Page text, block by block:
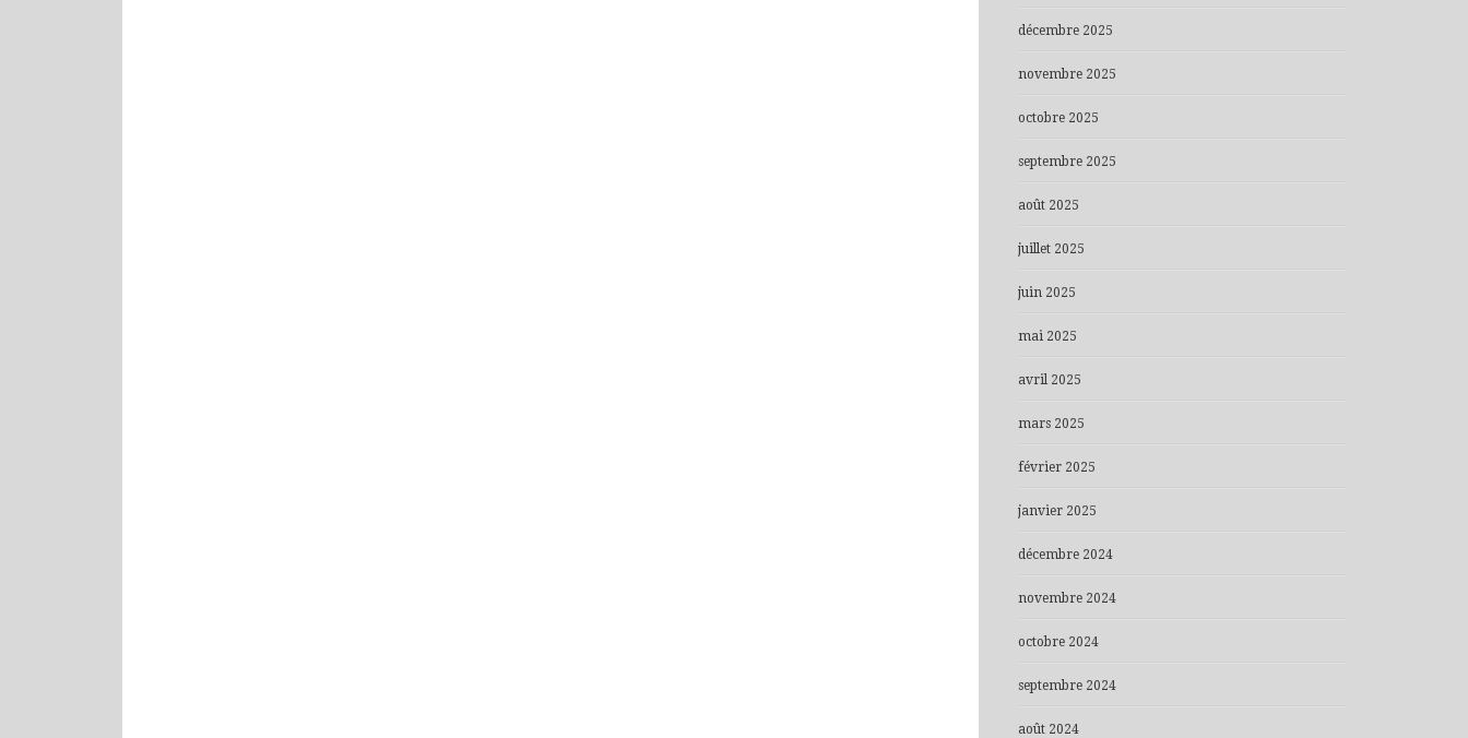
décembre 2025
novembre 2025
octobre 2025
septembre 2025
août 2025
juillet 2025
juin 2025
mai 2025
avril 2025
mars 2025
février 2025
janvier 2025
décembre 2024
novembre 2024
octobre 2024
septembre 2024
août 2024